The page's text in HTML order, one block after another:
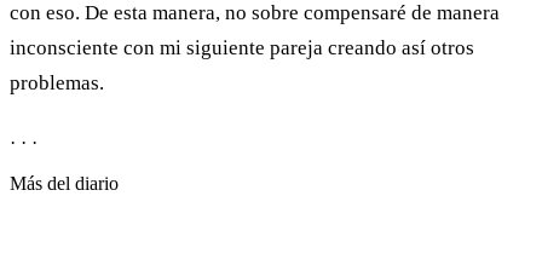
con eso. De esta manera, no sobre compensaré de manera
inconsciente con mi siguiente pareja creando así otros
problemas.
· · ·
Más del diario